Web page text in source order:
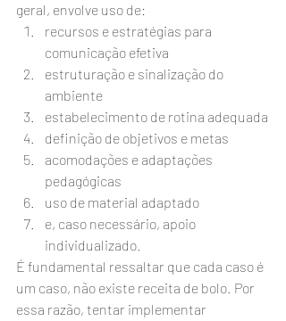
geral, envolve uso de:
recursos e estratégias para
comunicação efetiva
estruturação e sinalização do
ambiente
estabelecimento de rotina adequada
definição de objetivos e metas
acomodações e adaptações
pedagógicas
uso de material adaptado
e, caso necessário, apoio
individualizado.
É fundamental ressaltar que cada caso é
um caso, não existe receita de bolo. Por
essa razão, tentar implementar